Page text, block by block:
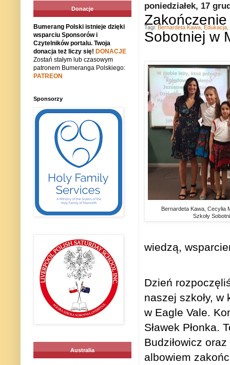
poniedziałek, 17
Sobotniej w
Bernardeta Kawa, Cecylia
Szkoły
wiedzą,
Dzień
naszej szkoły,
w Eagle Vale.
Sławek Płonka.
Budziłowicz
albowiem
Tagi: Bernardeta Kawa Edukacja
Donacje
Bumerang Polski istnieje dzięki
wsparciu Sponsorów i
Czytelników portalu. Twoja
donacja też liczy się! DONACJE
Zostań stałym lub czasowym
patronem Bumeranga Polskiego:
PATREON
Sponsorzy
Australia